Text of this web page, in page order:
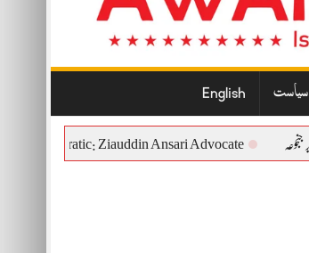
سیاست English
and Democratic: Ziauddin Ansari Advocate